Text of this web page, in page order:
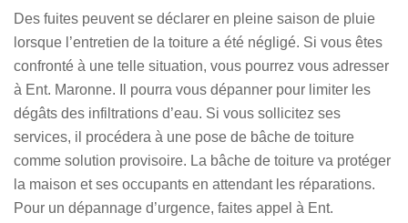
Des fuites peuvent se déclarer en pleine saison de pluie
lorsque l’entretien de la toiture a été négligé. Si vous êtes
confronté à une telle situation, vous pourrez vous adresser
à Ent. Maronne. Il pourra vous dépanner pour limiter les
dégâts des infiltrations d’eau. Si vous sollicitez ses
services, il procédera à une pose de bâche de toiture
comme solution provisoire. La bâche de toiture va protéger
la maison et ses occupants en attendant les réparations.
Pour un dépannage d’urgence, faites appel à Ent.